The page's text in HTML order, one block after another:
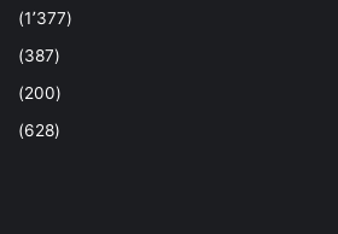
(1٬377)
(387)
(200)
(628)